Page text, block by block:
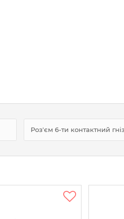
Роз'єм 6-ти контактний